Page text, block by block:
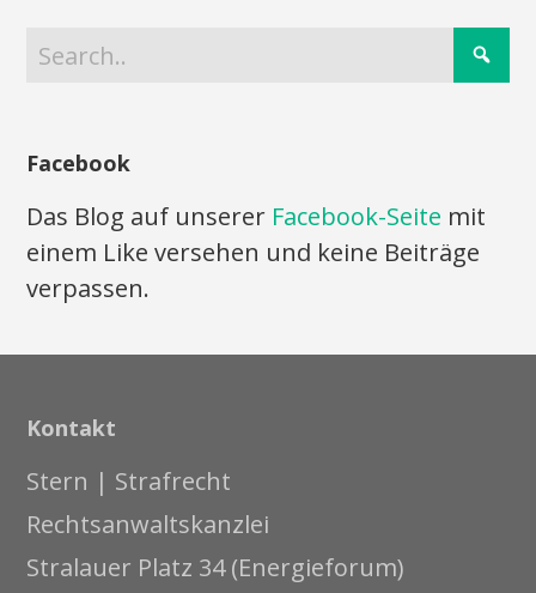
Facebook
Das Blog auf unserer Facebook-Seite mit
einem Like versehen und keine Beiträge
verpassen.
Kontakt
Stern | Strafrecht
Rechtsanwaltskanzlei
Stralauer Platz 34 (Energieforum)